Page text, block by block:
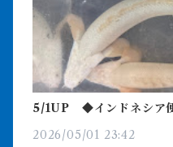
5/1UP ◆インドネシア
2026/05/01 23:42